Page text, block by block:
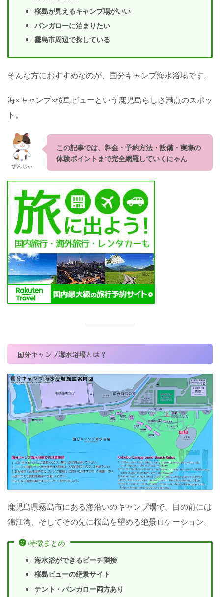
桜島が見えるキャンプ場がいい
バンガローに泊まりたい
霧島市周辺で探している
そんな方におすすめなのが、国分キャンプ海水浴場です。
海×キャンプ×桜島ビューという鹿児島らしさ満点のスポッ
ト。
ずんじぃ
この記事では、料金・予約方法・設備・実際の
体験ポイントまで完全網羅していくにゃん
国分キャンプ海水浴場とは？
鹿児島県霧島市にある海沿いのキャンプ場で、目の前には
錦江湾、そしてその先に桜島を望める絶景ロケーション。
特徴まとめ
海水浴ができるビーチ隣接
桜島ビューの絶景サイト
テント・バンガロー両方あり